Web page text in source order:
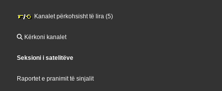
Kanalet përkohsisht të lira (5)
Kërkoni kanalet
Seksioni i satelitëve
Raportet e pranimit të sinjalit